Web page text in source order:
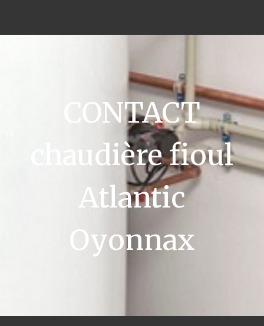
CONTACT
chaudière fioul
Atlantic
Oyonnax